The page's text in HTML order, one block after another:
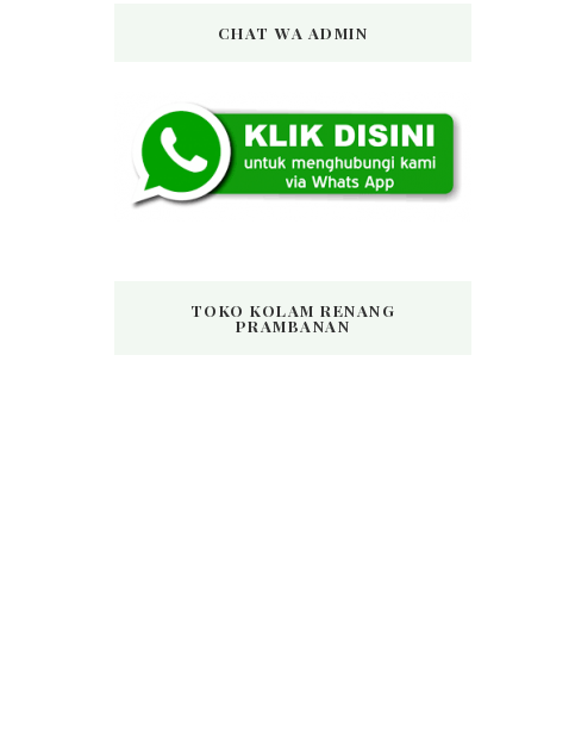
CHAT WA ADMIN
TOKO KOLAM RENANG
PRAMBANAN